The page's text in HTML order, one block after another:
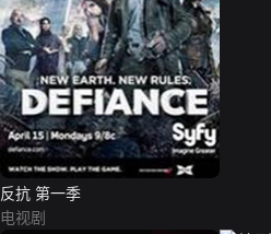
反抗 第一季
电视剧